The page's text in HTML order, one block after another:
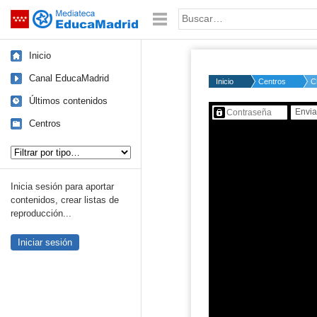
Saltar navegación Palabra o frase:
Inicio
Canal EducaMadrid
Últimos contenidos
Centros
Inicia sesión para aportar
contenidos, crear listas de
reproducción...
Iniciar sesión
Inicio Centros
Contenido protegido…